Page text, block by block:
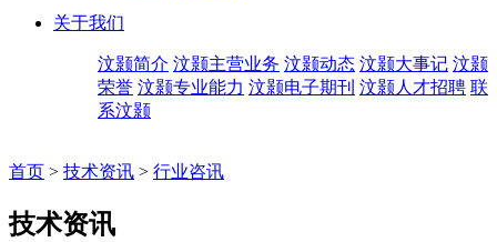
关于我们
汶颢简介 汶颢主营业务 汶颢动态 汶颢大事记 汶颢
荣誉 汶颢专业能力 汶颢电子期刊 汶颢人才招聘 联
系汶颢
首页 > 技术资讯 > 行业咨讯
技术资讯